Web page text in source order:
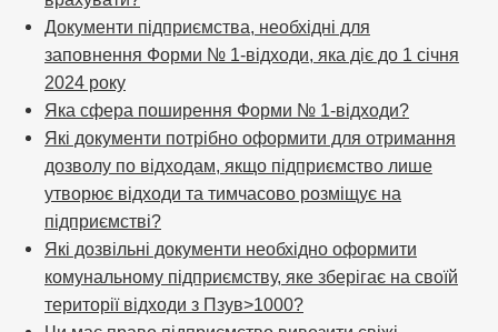
Документи підприємства, необхідні для
заповнення Форми № 1-відходи, яка діє до 1 січня
2024 року
Яка сфера поширення Форми № 1-відходи?
Які документи потрібно оформити для отримання
дозволу по відходам, якщо підприємство лише
утворює відходи та тимчасово розміщує на
підприємстві?
Які дозвільні документи необхідно оформити
комунальному підприємству, яке зберігає на своїй
території відходи з Пзув>1000?